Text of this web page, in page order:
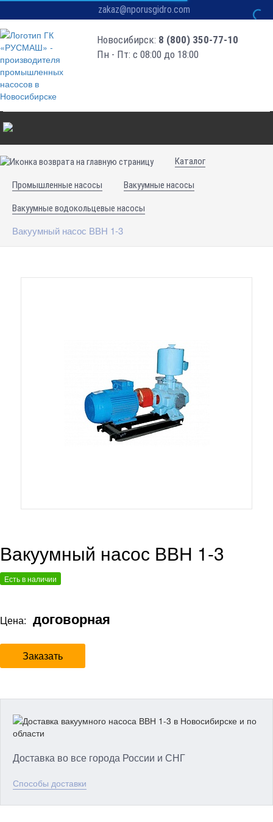
zakaz@nporusgidro.com
Новосибирск: 8 (800) 350-77-10
Пн - Пт: с 08:00 до 18:00
Каталог
Промышленные насосы Вакуумные насосы
Вакуумные водокольцевые насосы
Вакуумный насос ВВН 1-3
Вакуумный насос ВВН 1-3
Есть в наличии
Цена: договорная
Заказать
Доставка во все города России и СНГ
Способы доставки